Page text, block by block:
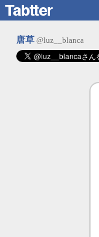
唐草 @luz__blanca